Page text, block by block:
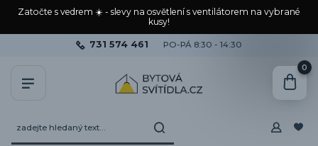
Zatočte s vedrem ☀️ - slevy na osvětlení s ventilátorem na vybrané
kusy!
731 574 461 PO-PÁ 8:30 - 14:30
0